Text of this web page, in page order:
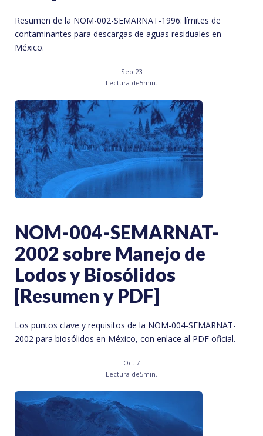
Resumen de la NOM-002-SEMARNAT-1996: límites de
contaminantes para descargas de aguas residuales en
México.
Sep 23
Lectura de5min.
NOM-004-SEMARNAT-
2002 sobre Manejo de
Lodos y Biosólidos
[Resumen y PDF]
Los puntos clave y requisitos de la NOM-004-SEMARNAT-
2002 para biosólidos en México, con enlace al PDF oficial.
Oct 7
Lectura de5min.